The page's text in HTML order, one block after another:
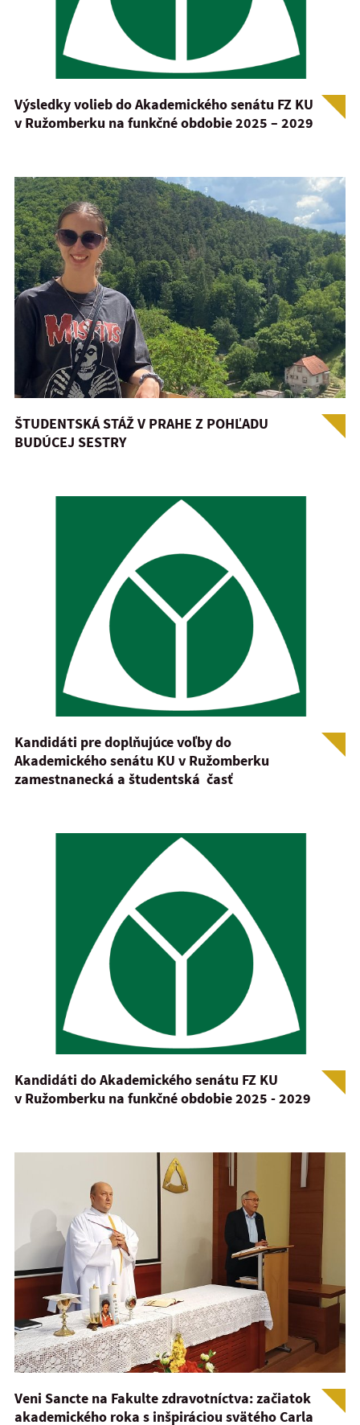
Výsledky volieb do Akademického senátu FZ KU
v Ružomberku na funkčné obdobie 2025 – 2029
ŠTUDENTSKÁ STÁŽ V PRAHE Z POHĽADU
BUDÚCEJ SESTRY
Kandidáti pre doplňujúce voľby do
Akademického senátu KU v Ružomberku
zamestnanecká a študentská časť
Kandidáti do Akademického senátu FZ KU
v Ružomberku na funkčné obdobie 2025 - 2029
Veni Sancte na Fakulte zdravotníctva: začiatok
akademického roka s inšpiráciou svätého Carla